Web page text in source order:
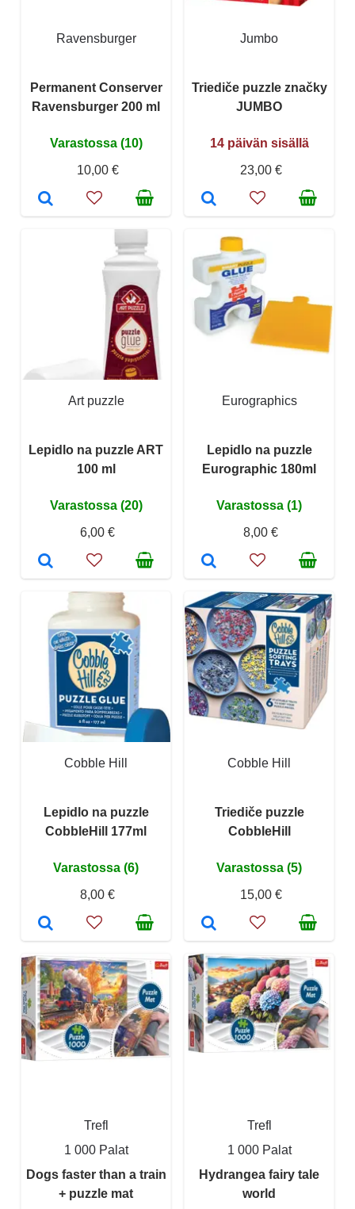
Ravensburger
Permanent Conserver
Ravensburger 200 ml
Varastossa (10)
10,00 €
Jumbo
Triediče puzzle značky
JUMBO
14 päivän sisällä
23,00 €
Art puzzle
Lepidlo na puzzle ART
100 ml
Varastossa (20)
6,00 €
Eurographics
Lepidlo na puzzle
Eurographic 180ml
Varastossa (1)
8,00 €
Cobble Hill
Lepidlo na puzzle
CobbleHill 177ml
Varastossa (6)
8,00 €
Cobble Hill
Triediče puzzle
CobbleHill
Varastossa (5)
15,00 €
Trefl
1 000 Palat
Dogs faster than a train
+ puzzle mat
Trefl
1 000 Palat
Hydrangea fairy tale
world